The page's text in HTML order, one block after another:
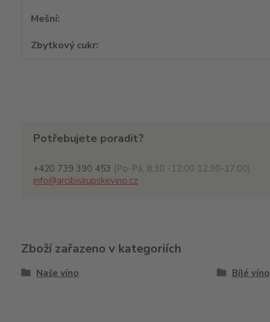
Mešní
Zbytkový cukr
Potřebujete poradit?
+420 739 390 453 (Po-Pá, 8:30 -12:00 12:30-17:00)
info@arcibiskupskevino.cz
Zboží zařazeno v kategoriích
Naše víno Bílé víno